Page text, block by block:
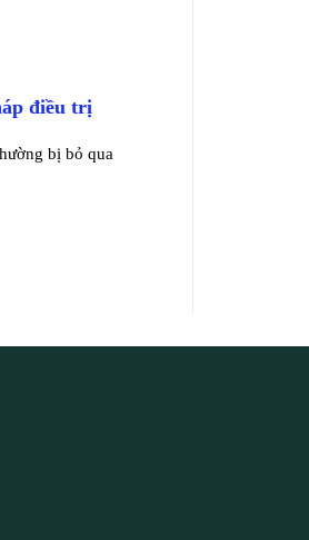
điều trị
bị bỏ qua